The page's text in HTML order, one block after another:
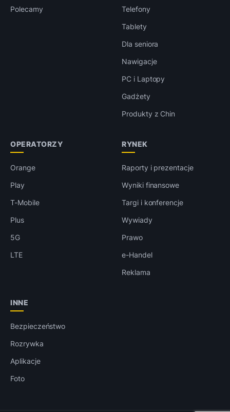
Polecamy
Telefony
Tablety
Dla seniora
Nawigacje
PC i Laptopy
Gadżety
Produkty z Chin
OPERATORZY
Orange
Play
T-Mobile
Plus
5G
LTE
RYNEK
Raporty i prezentacje
Wyniki finansowe
Targi i konferencje
Wywiady
Prawo
e-Handel
Reklama
INNE
Bezpieczeństwo
Rozrywka
Aplikacje
Foto